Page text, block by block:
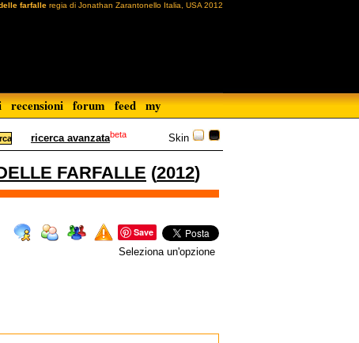
farfalle regia di Jonathan Zarantonello Italia, USA 2012
recensioni forum feed my
Skin
ricerca avanzatabeta
FARFALLE (2012)
Save
Seleziona un'opzione